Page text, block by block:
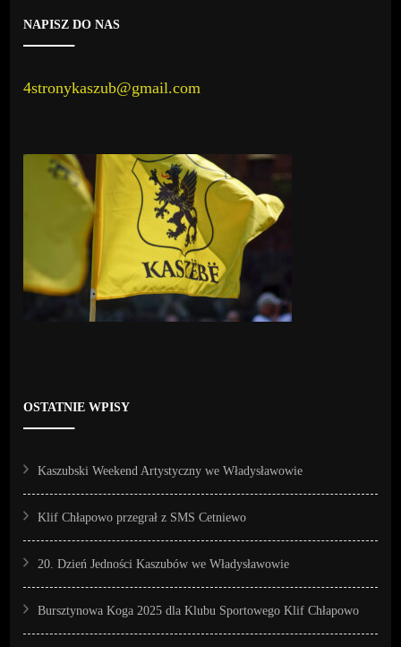
NAPISZ DO NAS
4stronykaszub@gmail.com
OSTATNIE WPISY
Kaszubski Weekend Artystyczny we Władysławowie
Klif Chłapowo przegrał z SMS Cetniewo
20. Dzień Jedności Kaszubów we Władysławowie
Bursztynowa Koga 2025 dla Klubu Sportowego Klif Chłapowo